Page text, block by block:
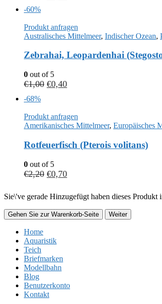
-60%
Produkt anfragen
Australisches Mittelmeer, Indischer Ozean,
Zebrahai, Leopardenhai
0 out of 5
€1,00 €0,40
-68%
Produkt anfragen
Amerikanisches Mittelmeer, Europäisches
Rotfeuerfisch (Pterois volitans)
0 out of 5
€2,20 €0,70
Sie\'ve gerade Hinzugefügt haben dieses Produkt
Gehen Sie zur Warenkorb-Seite Weiter
Home
Aquaristik
Teich
Briefmarken
Modellbahn
Blog
Benutzerkonto
Kontakt